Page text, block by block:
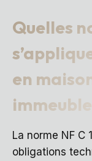
Quelles
en
immeuble
La norme NF C
obligations